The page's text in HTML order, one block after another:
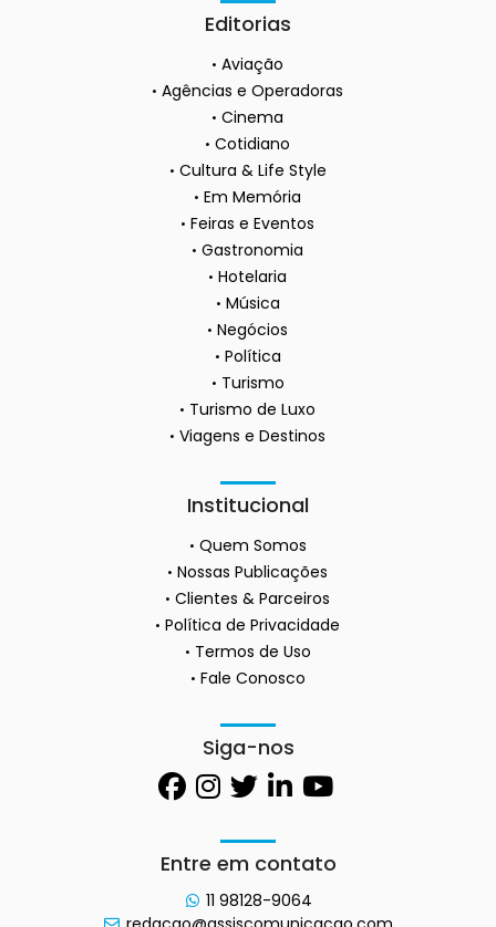
Editorias
Aviação
Agências e Operadoras
Cinema
Cotidiano
Cultura & Life Style
Em Memória
Feiras e Eventos
Gastronomia
Hotelaria
Música
Negócios
Política
Turismo
Turismo de Luxo
Viagens e Destinos
Institucional
Quem Somos
Nossas Publicações
Clientes & Parceiros
Política de Privacidade
Termos de Uso
Fale Conosco
Siga-nos
Entre em contato
11 98128-9064